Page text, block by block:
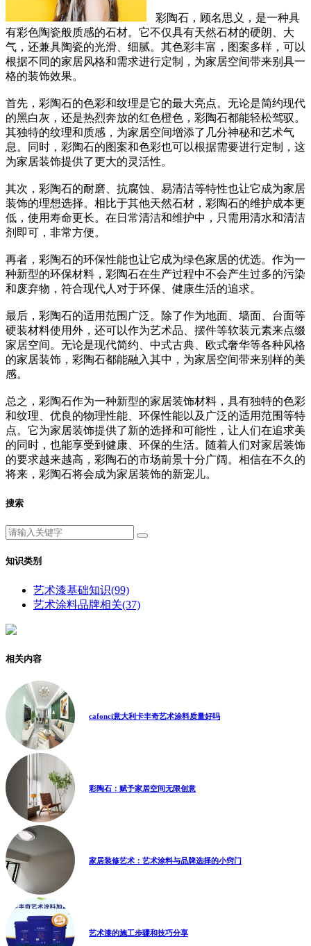
彩陶石，顾名思义，是一种具
有彩色陶瓷般质感的石材。它不仅具有天然石材的硬朗、大
气，还兼具陶瓷的光滑、细腻。其色彩丰富，图案多样，可以
根据不同的家居风格和需求进行定制，为家居空间带来别具一
格的装饰效果。
首先，彩陶石的色彩和纹理是它的最大亮点。无论是简约现代
的黑白灰，还是热烈奔放的红色橙色，彩陶石都能轻松驾驭。
其独特的纹理和质感，为家居空间增添了几分神秘和艺术气
息。同时，彩陶石的图案和色彩也可以根据需要进行定制，这
为家居装饰提供了更大的灵活性。
其次，彩陶石的耐磨、抗腐蚀、易清洁等特性也让它成为家居
装饰的理想选择。相比于其他天然石材，彩陶石的维护成本更
低，使用寿命更长。在日常清洁和维护中，只需用清水和清洁
剂即可，非常方便。
再者，彩陶石的环保性能也让它成为绿色家居的优选。作为一
种新型的环保材料，彩陶石在生产过程中不会产生过多的污染
和废弃物，符合现代人对于环保、健康生活的追求。
最后，彩陶石的适用范围广泛。除了作为地面、墙面、台面等
硬装材料使用外，还可以作为艺术品、摆件等软装元素来点缀
家居空间。无论是现代简约、中式古典、欧式奢华等各种风格
的家居装饰，彩陶石都能融入其中，为家居空间带来别样的美
感。
总之，彩陶石作为一种新型的家居装饰材料，具有独特的色彩
和纹理、优良的物理性能、环保性能以及广泛的适用范围等特
点。它为家居装饰提供了新的选择和可能性，让人们在追求美
的同时，也能享受到健康、环保的生活。随着人们对家居装饰
的要求越来越高，彩陶石的市场前景十分广阔。相信在不久的
将来，彩陶石将会成为家居装饰的新宠儿。
搜索
知识类别
艺术漆基础知识(99)
艺术涂料品牌相关(37)
相关内容
cafonci意大利卡丰奇艺术涂料质量好吗
彩陶石：赋予家居空间无限创意
家居装修艺术：艺术涂料与品牌选择的小窍门
艺术漆的施工步骤和技巧分享